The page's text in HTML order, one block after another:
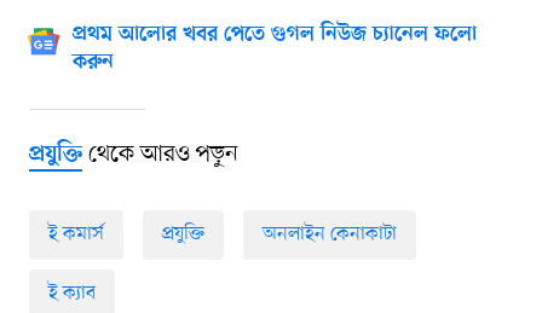
প্রথম আলোর খবর পেতে গুগল নিউজ চ্যানেল ফলো
করুন
প্রযুক্তিথেকে আরও পড়ুন
ই কমার্স প্রযুক্তি অনলাইন কেনাকাটা
ই ক্যাব